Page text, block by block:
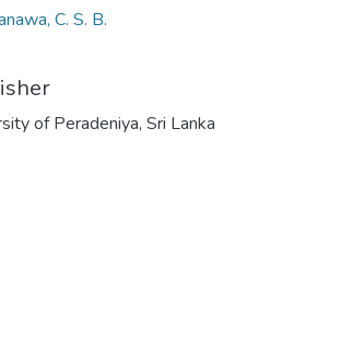
C. S. B.
of Peradeniya, Sri Lanka